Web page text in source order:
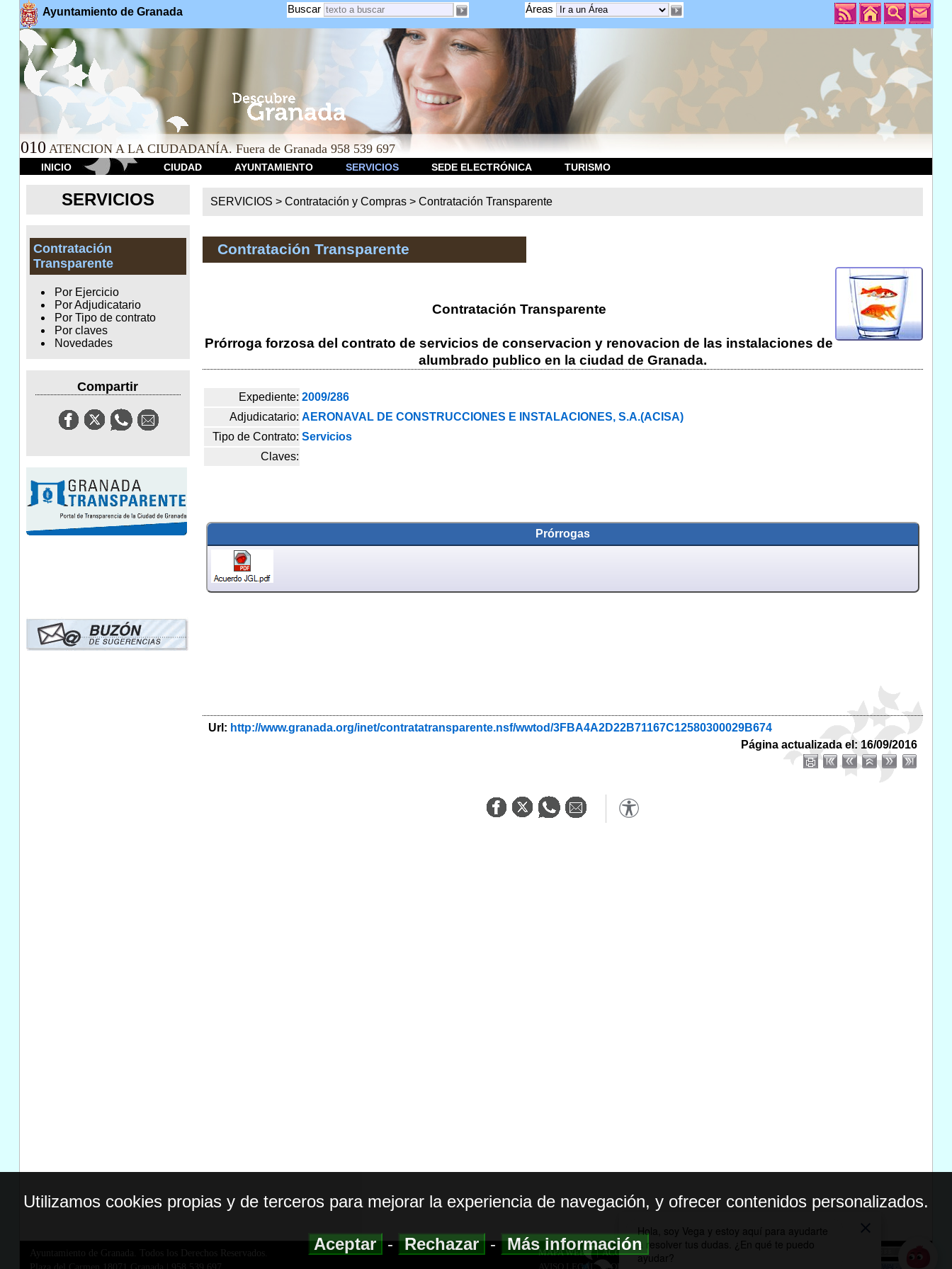
Ayuntamiento de Granada Áreas
Buscar
010 ATENCION A LA CIUDADANÍA. Fuera de Granada 958 539 697
INICIO CIUDAD AYUNTAMIENTO SERVICIOS SEDE ELECTRÓNICA TURISMO
SERVICIOS
Contratación
Transparente
Por Ejercicio
Por Adjudicatario
Por Tipo de contrato
Por claves
Novedades
Compartir
SERVICIOS >Contratación y Compras >Contratación Transparente
Contratación Transparente
Contratación Transparente
Prórroga forzosa del contrato de servicios de conservacion y renovacion de las instalaciones de
alumbrado publico en la ciudad de Granada.
Expediente: 2009/286
Adjudicatario: AERONAVAL DE CONSTRUCCIONES E INSTALACIONES, S.A.(ACISA)
Tipo de Contrato: Servicios
Claves:
Prórrogas
Url: http://www.granada.org/inet/contratatransparente.nsf/wwtod/3FBA4A2D22B71167C12580300029B674
Página actualizada el: 16/09/2016
Ayuntamiento de Granada. Todos los Derechos Reservados.
MAPA WEB|ACCESIBILIDAD
AVISO LEGAL| POLITICA DE PRIVACIDAD
Utilizamos cookies propias y de terceros para mejorar la experiencia de navegación, y ofrecer contenidos personalizados.
Aceptar-Rechazar-Más información